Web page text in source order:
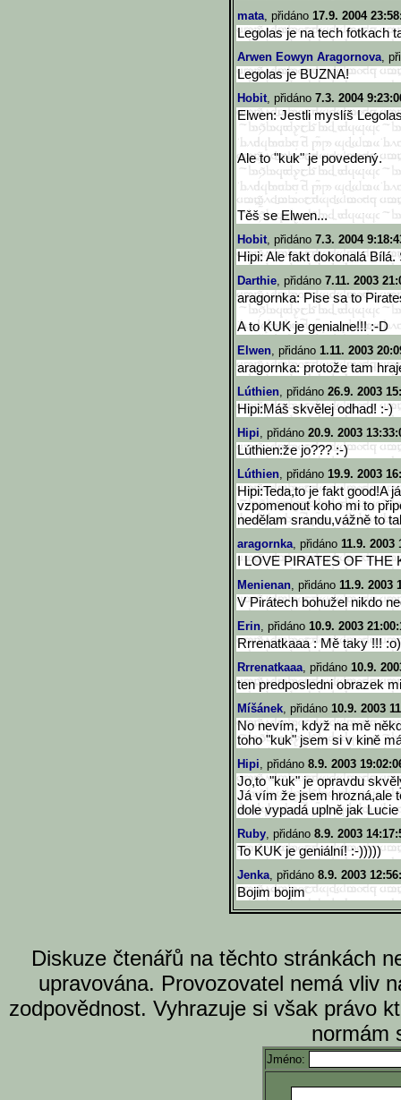
mata, přidáno 17.9. 2004
Legolas je na tech fotkach
Arwen Eowyn Aragornova,
Legolas je BUZNA!
Hobit, přidáno 7.3. 2004
Elwen: Jestli myslíš
Ale to "kuk" je povedený.
Těš se Elwen...
Hobit, přidáno 7.3. 2004
Hipi: Ale fakt dokonalá
Darthie, přidáno 7.11. 2003
aragornka: Pise sa to
A to KUK je genialne!!! :-D
Elwen, přidáno 1.11. 2003
aragornka: protože tam
Lúthien, přidáno 26.9. 2003
Hipi:Máš skvělej odhad! :-)
Hipi, přidáno 20.9. 2003
Lúthien:že jo??? :-)
Lúthien, přidáno 19.9. 2003
Hipi:Teda,to je fakt good!A
vzpomenout koho mi to
nedělam srandu,vážně to
aragornka, přidáno 11.9. 2003
I LOVE PIRATES OF THE
Menienan, přidáno 11.9. 2003
V Pirátech bohužel nikdo
Erin, přidáno 10.9. 2003
Rrrenatkaaa : Mě taky !!! :o)
Rrrenatkaaa, přidáno 10.9.
ten predposledni obrazek
Míšánek, přidáno 10.9. 2003
No nevím, když na mě
toho "kuk" jsem si v kině
Hipi, přidáno 8.9. 2003
Jo,to "kuk" je opravdu
Já vím že jsem hrozná,ale
dole vypadá uplně jak
Ruby, přidáno 8.9. 2003
To KUK je geniální! :-)))))
Jenka, přidáno 8.9. 2003
Bojim bojim
Diskuze čtenářů na těchto stránkách
upravována. Provozovatel nemá vliv
zodpovědnost. Vyhrazuje si však právo
normám
Jméno: